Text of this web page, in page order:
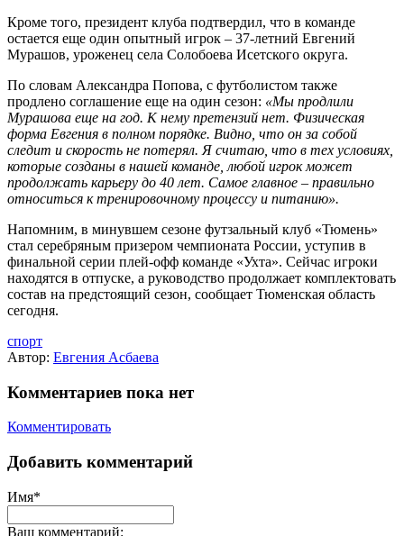
Кроме того, президент клуба подтвердил, что в команде
остается еще один опытный игрок – 37-летний Евгений
Мурашов, уроженец села Солобоева Исетского округа.
По словам Александра Попова, с футболистом также
продлено соглашение еще на один сезон: «Мы продлили
Мурашова еще на год. К нему претензий нет. Физическая
форма Евгения в полном порядке. Видно, что он за собой
следит и скорость не потерял. Я считаю, что в тех условиях,
которые созданы в нашей команде, любой игрок может
продолжать карьеру до 40 лет. Самое главное – правильно
относиться к тренировочному процессу и питанию».
Напомним, в минувшем сезоне футзальный клуб «Тюмень»
стал серебряным призером чемпионата России, уступив в
финальной серии плей-офф команде «Ухта». Сейчас игроки
находятся в отпуске, а руководство продолжает комплектовать
состав на предстоящий сезон, сообщает Тюменская область
сегодня.
спорт
Автор: Евгения Асбаева
Комментариев пока нет
Комментировать
Добавить комментарий
Имя*
Ваш комментарий: